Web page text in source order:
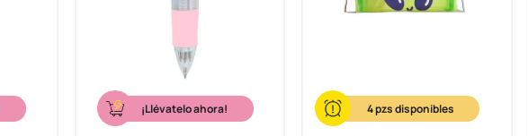
¡Llévatelo ahora! 4